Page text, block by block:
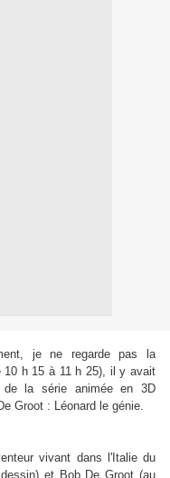
je ne regarde pas la
10 h 15 à 11 h 25), il y avait
de la série animée en 3D
Groot : Léonard le génie.
vivant dans l'Italie du
et Bob De Groot (au